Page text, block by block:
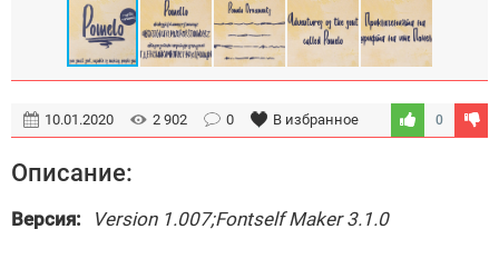
10.01.2020 2 902 0 В избранное 0
Описание:
Версия: Version 1.007;Fontself Maker 3.1.0